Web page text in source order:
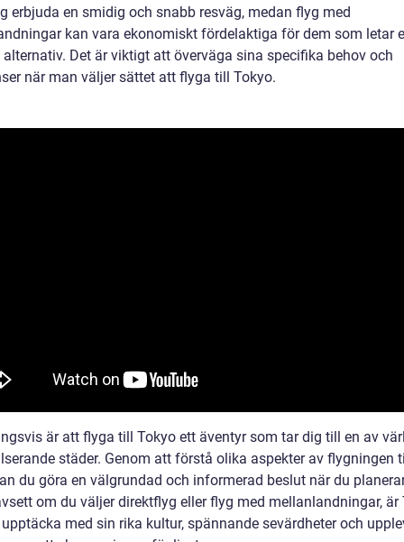
erbjuda en smidig och snabb resväg, medan flyg med
kan vara ekonomiskt fördelaktiga för dem som letar
Det är viktigt att överväga sina specifika behov och
när man väljer sättet att flyga till Tokyo.
är att flyga till Tokyo ett äventyr som tar dig till en av
städer. Genom att förstå olika aspekter av flygningen
du göra en välgrundad och informerad beslut när du
om du väljer direktflyg eller flyg med mellanlandningar, är
med sin rika kultur, spännande sevärdheter och